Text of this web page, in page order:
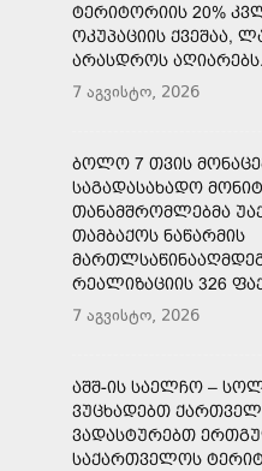
ᲢᲔᲠᲘᲢᲝᲠᲘᲘᲡ 20%
ᲝᲙᲣᲞᲐᲪᲘᲘᲡ ᲥᲕᲔᲨᲐᲐ,
ᲐᲠᲐᲡᲓᲠᲝᲡ
7 აგვისტო, 2026
ᲑᲝᲚᲝ 7 ᲗᲕᲘᲡ
ᲡᲐᲒᲐᲓᲐᲡᲐᲮᲐᲓᲝ
ᲗᲐᲜᲐᲛᲨᲠᲝᲛᲚᲔᲑᲛᲐ
ᲗᲐᲛᲑᲐᲥᲝᲡ ᲜᲐᲬᲐᲠᲛᲘᲡ
ᲠᲔᲐᲚᲘᲖᲐᲪᲘᲘᲡ 326
7 აგვისტო, 2026
ᲐᲨᲨ-ᲘᲡ ᲡᲐᲔᲚᲩᲝ –
ᲕᲣᲪᲮᲐᲓᲔᲑᲗ
ᲕᲐᲓᲐᲡᲢᲣᲠᲔᲑᲗ
ᲡᲐᲥᲐᲠᲗᲕᲔᲚᲝᲡ